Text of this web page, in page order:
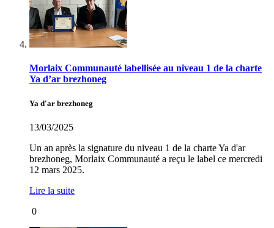
Morlaix Communauté labellisée au niveau 1 de la charte
Ya d’ar brezhoneg
Ya d'ar brezhoneg
13/03/2025
Un an après la signature du niveau 1 de la charte Ya d'ar
brezhoneg, Morlaix Communauté a reçu le label ce mercredi
12 mars 2025.
Lire la suite
0